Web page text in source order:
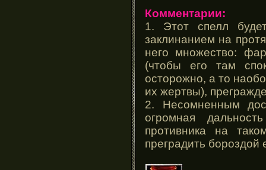
Комментарии:
1. Этот спелл
заклинанием на
него множество:
(чтобы его там
осторожно, а то
их жертвы),
2. Несомненным
огромная
противника на
преградить бороздой